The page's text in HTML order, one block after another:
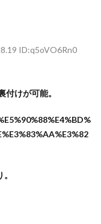
ID:q5oVO6Rn0
けが可能。